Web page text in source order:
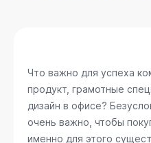
Что важно для успеха
продукт, грамотные
дизайн в офисе?
очень важно, чтобы
именно для этого